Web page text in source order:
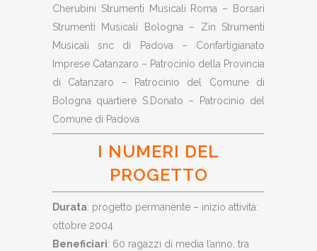
Cherubini Strumenti Musicali Roma – Borsari
Strumenti Musicali Bologna – Zin Strumenti
Musicali snc di Padova – Confartigianato
Imprese Catanzaro – Patrocinio della Provincia
di Catanzaro – Patrocinio del Comune di
Bologna quartiere S.Donato – Patrocinio del
Comune di Padova
I NUMERI DEL
PROGETTO
Durata: progetto permanente – inizio attività:
ottobre 2004
Beneficiari: 60 ragazzi di media l’anno, tra